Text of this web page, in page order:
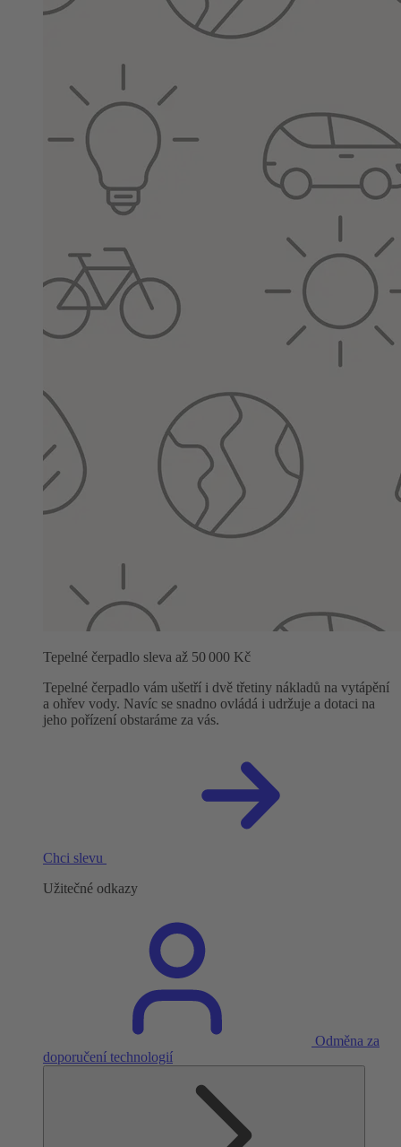
Tepelné čerpadlo sleva až 50 000 Kč
Tepelné čerpadlo vám ušetří i dvě třetiny nákladů na vytápění
a ohřev vody. Navíc se snadno ovládá i udržuje a dotaci na
jeho pořízení obstaráme za vás.
Chci slevu
Užitečné odkazy
Odměna za
doporučení technologií